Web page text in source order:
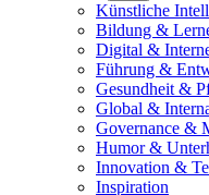
Künstliche
Bildung &
Digital &
Führung &
Gesundheit &
Global &
Governance &
Humor &
Innovation &
Inspiration